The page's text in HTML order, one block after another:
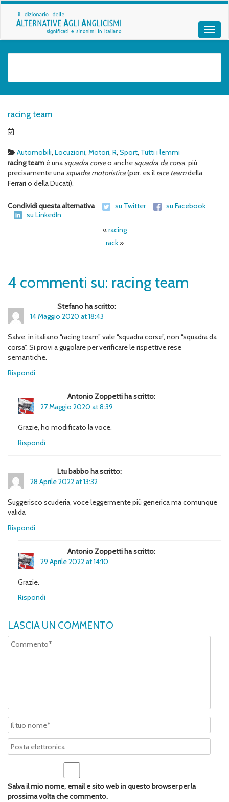
racing team
Automobili, Locuzioni, Motori, R, Sport, Tutti i lemmi
racing team è unasquadra corseo anchesquadra da corsa, più
precisamente unasquadra motoristica(per. es il race teamdella
Ferrari o della Ducati).
Condividi questa alternativa su Twitter
su Facebook
su LinkedIn
«racing
rack»
4 commenti su: racing team
Stefano ha scritto:
14 Maggio 2020 at 18:43
Salve, in italiano “racing team” vale “squadra corse”, non “squadra da
corsa”. Si provi a gugolare per verificare le rispettive rese
semantiche.
Rispondi
Antonio Zoppetti ha scritto:
27 Maggio 2020 at 8:39
Grazie, ho modificato la voce.
Rispondi
Ltu babbo ha scritto:
28 Aprile 2022 at 13:32
Suggerisco scuderia, voce leggermente più generica ma comunque
valida
Rispondi
Antonio Zoppetti ha scritto:
29 Aprile 2022 at 14:10
Grazie.
Rispondi
LASCIA UN COMMENTO
Salva il mio nome, email e sito web in questo browser per la
prossima volta che commento.